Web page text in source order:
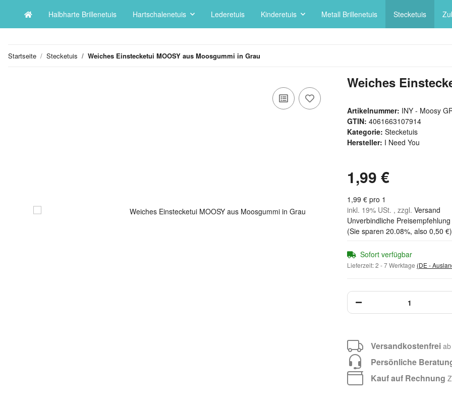
Halbharte Brillenetuis Hartschalenetuis Lederetuis Kinderetuis Metall Brillenetuis Stecketuis
Startseite Stecketuis Weiches Einstecketui MOOSY aus Moosgummi in Grau
Weiches
Artikelnummer: INY - Moosy
GTIN: 4061663107914
Kategorie: Stecketuis
Hersteller: I Need You
1,99 €
1,99 € pro 1
inkl. 19% USt. , zzgl. Versand
Unverbindliche
(Sie sparen 20.08%, also 0,50 €)
Sofort verfügbar
Lieferzeit:2 - 7 Werktage (DE -
Versandkostenfrei
Persönliche
Kauf auf Rechnung